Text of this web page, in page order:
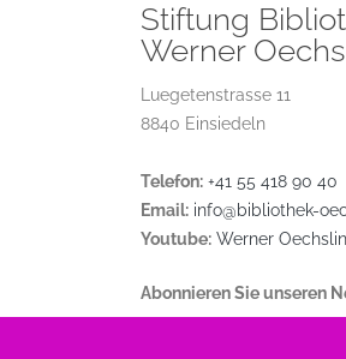
Stiftung
Werner
Luegetenstrasse 11
8840 Einsiedeln
Telefon: +41 55 418 90 40
Email: info@bibliothek-
Youtube: Werner
Abonnieren Sie unseren